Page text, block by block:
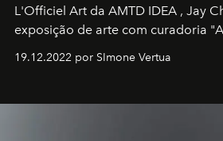
L'Officiel Art da AMTD IDEA , Jay
exposição de arte com curadoria
19.12.2022 por SImone Vertua